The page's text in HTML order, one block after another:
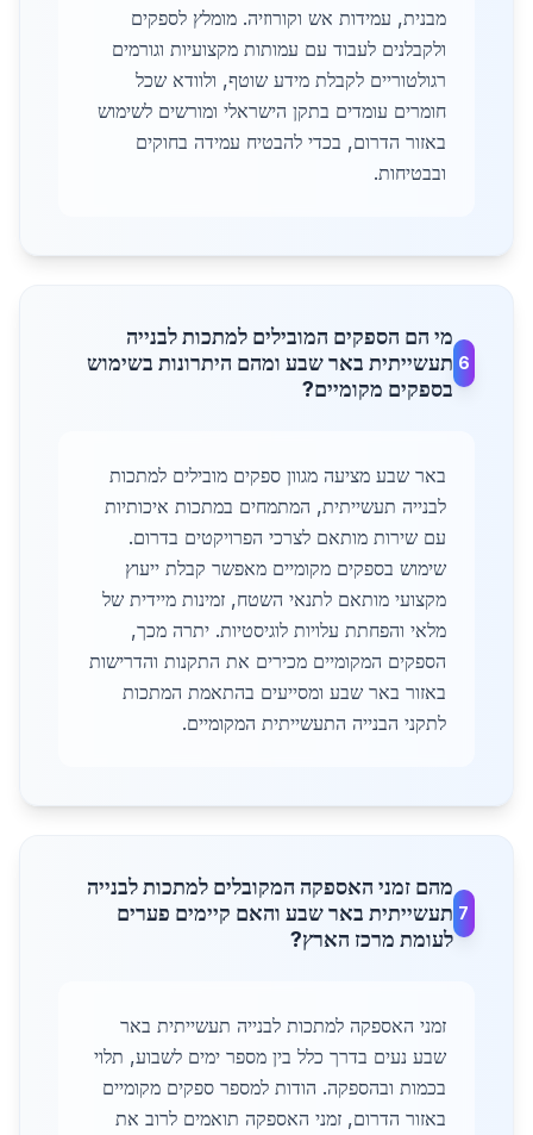
מבנית, עמידות אש וקורוזיה. מומלץ לספקים
ולקבלנים לעבוד עם עמותות מקצועיות וגורמים
רגולטוריים לקבלת מידע שוטף, ולוודא שכל
חומרים עומדים בתקן הישראלי ומורשים לשימוש
באזור הדרום, בכדי להבטיח עמידה בחוקים
ובבטיחות.
6
מי הם הספקים המובילים למתכות לבנייה
תעשייתית באר שבע ומהם היתרונות בשימוש
בספקים מקומיים?
באר שבע מציעה מגוון ספקים מובילים למתכות
לבנייה תעשייתית, המתמחים במתכות איכותיות
עם שירות מותאם לצרכי הפרויקטים בדרום.
שימוש בספקים מקומיים מאפשר קבלת ייעוץ
מקצועי מותאם לתנאי השטח, זמינות מיידית של
מלאי והפחתת עלויות לוגיסטיות. יתרה מכך,
הספקים המקומיים מכירים את התקנות והדרישות
באזור באר שבע ומסייעים בהתאמת המתכות
לתקני הבנייה התעשייתית המקומיים.
7
מהם זמני האספקה המקובלים למתכות לבנייה
תעשייתית באר שבע והאם קיימים פערים
לעומת מרכז הארץ?
זמני האספקה למתכות לבנייה תעשייתית באר
שבע נעים בדרך כלל בין מספר ימים לשבוע, תלוי
בכמות ובהספקה. הודות למספר ספקים מקומיים
באזור הדרום, זמני האספקה תואמים לרוב את